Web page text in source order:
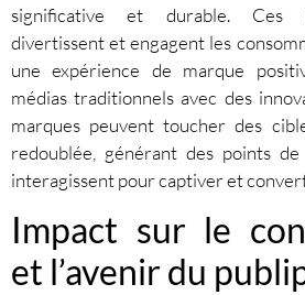
significative et durable. Ces
divertissent et engagent les
une expérience de marque
médias traditionnels avec des
marques peuvent toucher des
redoublée, générant des points
interagissent pour captiver et
Impact sur le
et l’avenir du